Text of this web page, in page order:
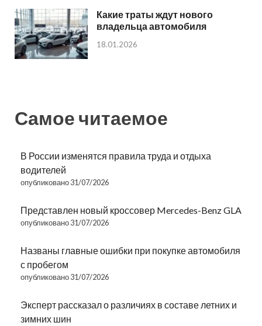
Какие траты ждут нового
владельца автомобиля
18.01.2026
Самое читаемое
В России изменятся правила труда и отдыха
водителей
опубликовано 31/07/2026
Представлен новый кроссовер Mercedes-Benz GLA
опубликовано 31/07/2026
Названы главные ошибки при покупке автомобиля
с пробегом
опубликовано 31/07/2026
Эксперт рассказал о различиях в составе летних и
зимних шин